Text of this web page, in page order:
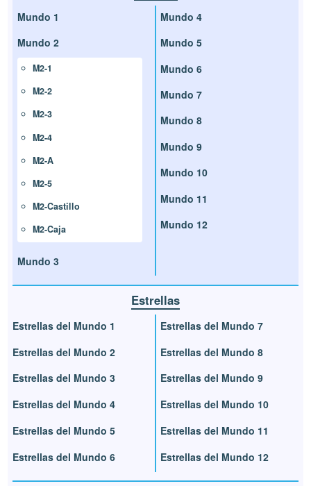
Mundo 1
Mundo 2
M2-1
M2-2
M2-3
M2-4
M2-A
M2-5
M2-Castillo
M2-Caja
Mundo 3
Mundo 4
Mundo 5
Mundo 6
Mundo 7
Mundo 8
Mundo 9
Mundo 10
Mundo 11
Mundo 12
Estrellas
Estrellas del Mundo 1
Estrellas del Mundo 2
Estrellas del Mundo 3
Estrellas del Mundo 4
Estrellas del Mundo 5
Estrellas del Mundo 6
Estrellas del Mundo 7
Estrellas del Mundo 8
Estrellas del Mundo 9
Estrellas del Mundo 10
Estrellas del Mundo 11
Estrellas del Mundo 12